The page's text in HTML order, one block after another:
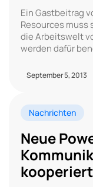
Ein Gastbeitrag
Resources muss
die Arbeitswelt
werden dafür
September 5, 2013
Nachrichten
Neue